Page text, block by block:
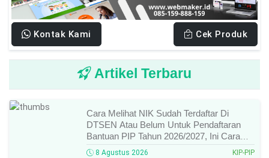
Kontak Kami Cek Produk
Artikel Terbaru
Cara Melihat NIK Sudah Terdaftar Di
DTSEN Atau Belum Untuk Pendaftaran
Bantuan PIP Tahun 2026/2027, Ini Cara
Cek Dan Syarat Perubahan Desil!
8 Agustus 2026 KIP-PIP